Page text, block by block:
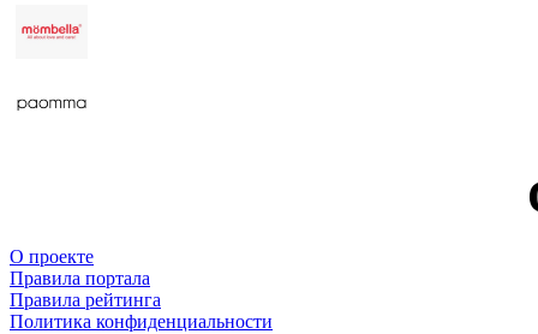
О проекте
Правила портала
Правила рейтинга
Политика конфиденциальности